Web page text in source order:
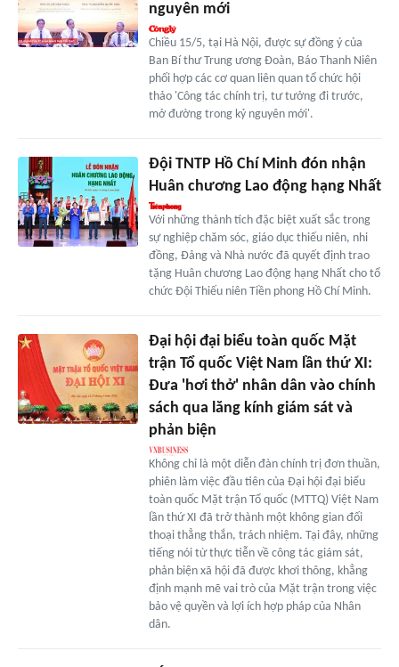
nguyên mới
Chiều 15/5, tại Hà Nội, được sự đồng ý của
Ban Bí thư Trung ương Đoàn, Báo Thanh Niên
phối hợp các cơ quan liên quan tổ chức hội
thảo 'Công tác chính trị, tư tưởng đi trước,
mở đường trong kỷ nguyên mới'.
Đội TNTP Hồ Chí Minh đón nhận
Huân chương Lao động hạng Nhất
Với những thành tích đặc biệt xuất sắc trong
sự nghiệp chăm sóc, giáo dục thiếu niên, nhi
đồng, Đảng và Nhà nước đã quyết định trao
tặng Huân chương Lao động hạng Nhất cho tổ
chức Đội Thiếu niên Tiền phong Hồ Chí Minh.
Đại hội đại biểu toàn quốc Mặt
trận Tổ quốc Việt Nam lần thứ XI:
Đưa 'hơi thở' nhân dân vào chính
sách qua lăng kính giám sát và
phản biện
Không chỉ là một diễn đàn chính trị đơn thuần,
phiên làm việc đầu tiên của Đại hội đại biểu
toàn quốc Mặt trận Tổ quốc (MTTQ) Việt Nam
lần thứ XI đã trở thành một không gian đối
thoại thẳng thắn, trách nhiệm. Tại đây, những
tiếng nói từ thực tiễn về công tác giám sát,
phản biện xã hội đã được khơi thông, khẳng
định mạnh mẽ vai trò của Mặt trận trong việc
bảo vệ quyền và lợi ích hợp pháp của Nhân
dân.